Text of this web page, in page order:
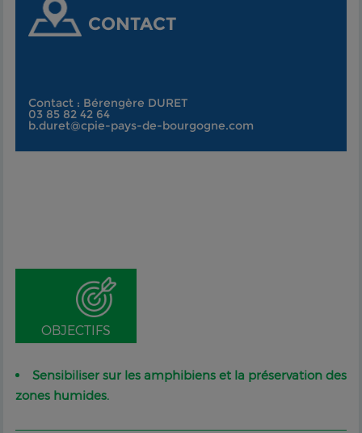
CONTACT
Contact : Bérengère DURET
03 85 82 42 64
b.duret@cpie-pays-de-bourgogne.com
OBJECTIFS
Sensibiliser sur les amphibiens et la préservation des
zones humides.